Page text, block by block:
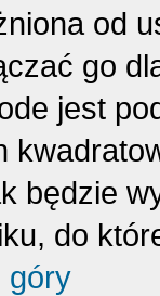
od
go
jest
będzie
do
góry